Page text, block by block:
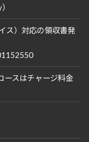
ス）対応の領収書発
ースはチャージ料金